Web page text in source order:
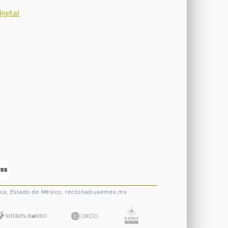
Estado de México. rectoria@uaemex.mx